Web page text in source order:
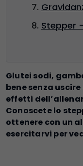
Stepper
Glutei sodi,
bene senza
effetti
Conoscete lo
ottenere con un
esercitarvi per